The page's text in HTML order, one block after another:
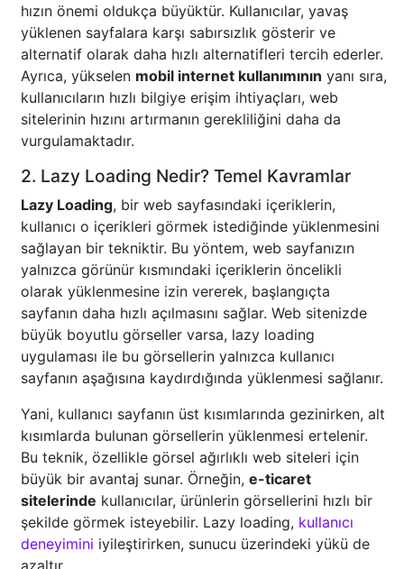
hızın önemi oldukça büyüktür. Kullanıcılar, yavaş
yüklenen sayfalara karşı sabırsızlık gösterir ve
alternatif olarak daha hızlı alternatifleri tercih ederler.
Ayrıca, yükselen mobil internet kullanımının yanı sıra,
kullanıcıların hızlı bilgiye erişim ihtiyaçları, web
sitelerinin hızını artırmanın gerekliliğini daha da
vurgulamaktadır.
2. Lazy Loading Nedir? Temel Kavramlar
Lazy Loading, bir web sayfasındaki içeriklerin,
kullanıcı o içerikleri görmek istediğinde yüklenmesini
sağlayan bir tekniktir. Bu yöntem, web sayfanızın
yalnızca görünür kısmındaki içeriklerin öncelikli
olarak yüklenmesine izin vererek, başlangıçta
sayfanın daha hızlı açılmasını sağlar. Web sitenizde
büyük boyutlu görseller varsa, lazy loading
uygulaması ile bu görsellerin yalnızca kullanıcı
sayfanın aşağısına kaydırdığında yüklenmesi sağlanır.
Yani, kullanıcı sayfanın üst kısımlarında gezinirken, alt
kısımlarda bulunan görsellerin yüklenmesi ertelenir.
Bu teknik, özellikle görsel ağırlıklı web siteleri için
büyük bir avantaj sunar. Örneğin, e-ticaret
sitelerinde kullanıcılar, ürünlerin görsellerini hızlı bir
şekilde görmek isteyebilir. Lazy loading, kullanıcı
deneyimini iyileştirirken, sunucu üzerindeki yükü de